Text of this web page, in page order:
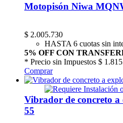
Motopisón Niwa
$ 2.005.730
HASTA 6 cuotas sin
5% OFF CON
* Precio sin Impuestos $
Comprar
Vibrador de concreto
55